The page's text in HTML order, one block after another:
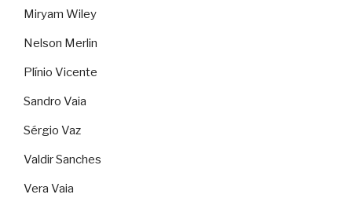
Miryam Wiley
Nelson Merlin
Plínio Vicente
Sandro Vaia
Sérgio Vaz
Valdir Sanches
Vera Vaia